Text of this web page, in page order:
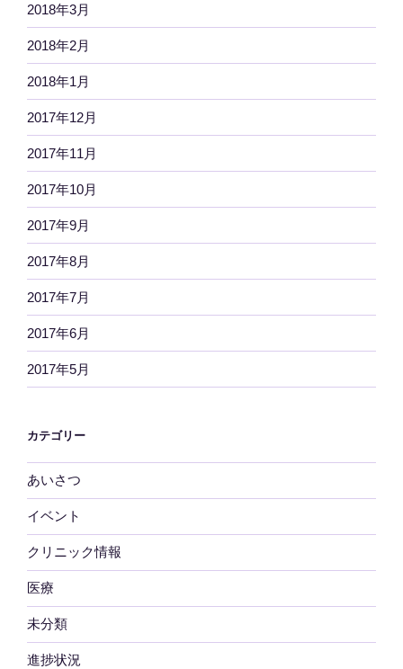
2018年3月
2018年2月
2018年1月
2017年12月
2017年11月
2017年10月
2017年9月
2017年8月
2017年7月
2017年6月
2017年5月
カテゴリー
あいさつ
イベント
クリニック情報
医療
未分類
進捗状況